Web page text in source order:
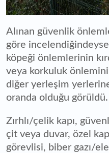
Alınan güvenlik
göre
köpeği önlemlerinin
veya korkuluk
diğer yerleşim
oranda olduğu görüldü.
Zırhlı/çelik kapı,
çit veya duvar, özel
görevlisi, biber gazı/